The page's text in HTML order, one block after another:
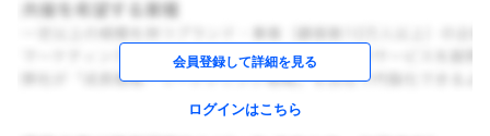
会員登録して詳細を見る
ログインはこちら